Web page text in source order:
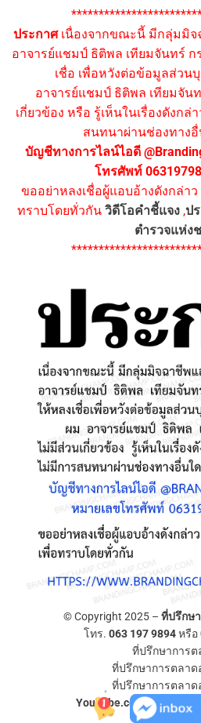
ประกาศเนื่องจากขณะนี้ มีกลุ่มมิจ
อาจารย์แชมป์ ธิติพล เทียมจันทร์
เชื่อ เพื่อหวังต่อข้อมูลส่ว
อาจารย์แชมป์ ธิติพล เทียมจัน
เกี่ยวข้อง หรือ รู้เห็นในเรื่องดังกล่
สนทนาผ่านช่องทาง
บัญชีทางการไลน์ไอดี
โทรศัพท์
ขออย่าหลงเชื่อผู้แอบอ้างดังกล่า
ทราบโดยทั่วกัน วิดีโอคำชี้แจง ,ป
ตำรวจแห่ง
© Copyright 2025 – ที่ปรึกษ
โทร. 063 197 9894หรือ
ที่ปรึกษาการต
ที่ปรึกษาการตลา
ที่ปรึกษาการตลา
YouTube.com/ที่ปรึกษาก